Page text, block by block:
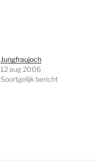
Jungfraujoch
12 aug 2006
Soortgelijk bericht